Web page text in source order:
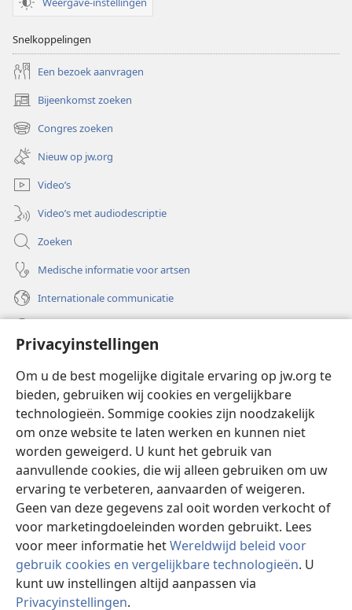
Privacyinstellingen
Om u de best mogelijke digitale ervaring op jw.org te
bieden, gebruiken wij cookies en vergelijkbare
technologieën. Sommige cookies zijn noodzakelijk
om onze website te laten werken en kunnen niet
worden geweigerd. U kunt het gebruik van
aanvullende cookies, die wij alleen gebruiken om uw
ervaring te verbeteren, aanvaarden of weigeren.
Geen van deze gegevens zal ooit worden verkocht of
voor marketingdoeleinden worden gebruikt. Lees
voor meer informatie hetWereldwijd beleid voor
gebruik cookies en vergelijkbare technologieën. U
kunt uw instellingen altijd aanpassen via
Privacyinstellingen.
Snelkoppelingen
Een bezoek aanvragen
Bijeenkomst zoeken
(opent
nieuw
venster)
Congres zoeken
(opent
nieuw
venster)
Nieuw op jw.org
Video’s
Video’s met audiodescriptie
Zoeken
Medische informatie voor artsen
Internationale communicatie
(opent
nieuw
venster)Watchtower ONLINE LIBRARY™
(opent
nieuw
venster)JW Hub ®
(opent
nieuw
venster)
®
Watchtower Library
Copyright © 2026 Watch Tower Bible and Tract Society of Pennsylvania.